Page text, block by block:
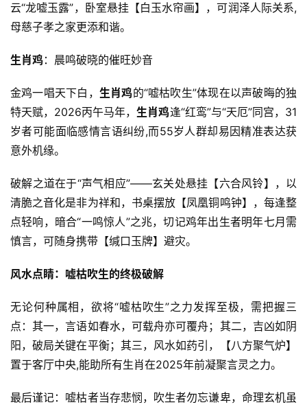
云“龙嘘玉露”，卧室悬挂【白玉水帘画】，可润泽人际关系,
母慈子孝之家更添和谐。
生肖鸡：晨鸣破晓的催旺妙音
金鸡一唱天下白， 生肖鸡的“嘘枯吹生”体现在以声破晦的独
特天赋，2026丙午马年，生肖鸡逢“红鸾”与“天厄”同宫，31
岁者可能面临感情言语纠纷,而55岁人群却易因精准表达获
意外机缘。
破解之道在于“声气相应”——玄关处悬挂【六合风铃】，以
清脆之音化是非为祥和，书桌摆放【凤凰铜鸣钟】，每逢整
点轻响，暗合“一鸣惊人”之兆，切记鸡年出生者明年七月需
慎言，可随身携带【缄口玉牌】避灾。
风水点睛：嘘枯吹生的终极破解
无论何种属相，欲将“嘘枯吹生”之力发挥至极，需把握三
点：其一，言语如春水，可载舟亦可覆舟；其二，吉凶如阴
阳，破局关键在平衡；其三，风水如药引，【八方聚气炉】
置于客厅中央,能助所有生肖在2025年前凝聚言灵之力。
最后谨记：嘘枯者当存悲悯，吹生者勿忘谦卑，命理玄机虽